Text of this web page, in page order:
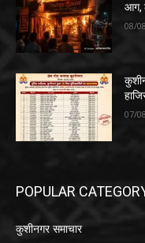
आग,
08/
07/
POPULAR
कुशीनगर समाचार